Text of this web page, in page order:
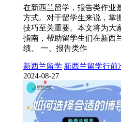
在新西兰留学，报告类作业
方式。对于留学生来说，掌
技巧至关重要。本文将为大
指南，帮助留学生们在新西
绩。 一、报告类作
新西兰留学 新西兰留学行前
2024-08-27